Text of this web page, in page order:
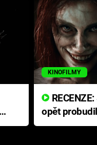
KINOFILMY
opět
přichází s